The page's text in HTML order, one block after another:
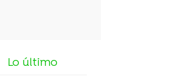
Lo último